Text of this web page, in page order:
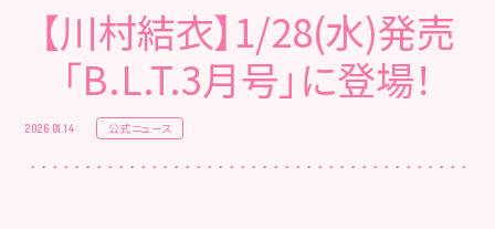
【川村結衣】1/28(水)発売
「B.L.T.3月号」に登場！
2026.01.14 公式ニュース